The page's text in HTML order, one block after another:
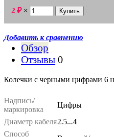
2 ₽ ×
Добавить к сравнению
Обзор
Отзывы 0
Колечки с черными цифрами 6
Надпись/
маркировка
Цифры
Диаметр кабеля2.5...4
Способ